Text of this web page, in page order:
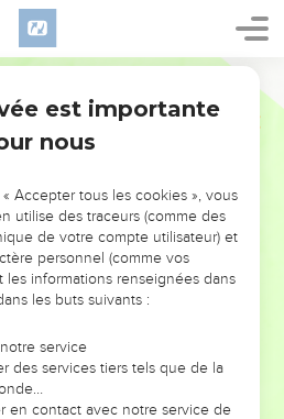
L’ÉVÉNEMENT
!
POUVAIENT VOUS ÉVITER LES
VOTRES ?
voit moins les doutes, les erreurs
ont traversés, alors même que ce
les ont façonnés.
est importante
nous
Accepter tous les cookies », vous
utilise des traceurs (comme des
de votre compte utilisateur) et
personnel (comme vos
informations renseignées dans
les buts suivants :
service
des services tiers tels que de la
en contact avec notre service de